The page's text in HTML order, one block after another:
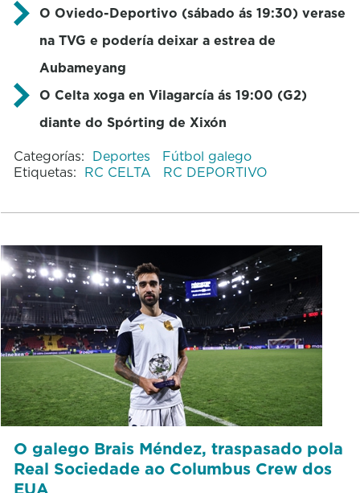
O Oviedo-Deportivo (sábado ás 19:30) verase
na TVG e podería deixar a estrea de
Aubameyang
O Celta xoga en Vilagarcía ás 19:00 (G2)
diante do Spórting de Xixón
Categorías: Deportes
Fútbol galego
Etiquetas: RC CELTA RC DEPORTIVO
O galego Brais Méndez, traspasado pola
Real Sociedade ao Columbus Crew dos